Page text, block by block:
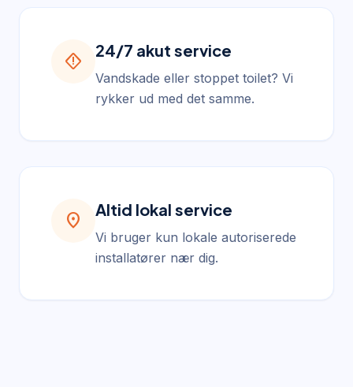
emergency_home
24/7 akut service
Vandskade eller stoppet toilet? Vi
rykker ud med det samme.
location_on
Altid lokal service
Vi bruger kun lokale autoriserede
installatører nær dig.